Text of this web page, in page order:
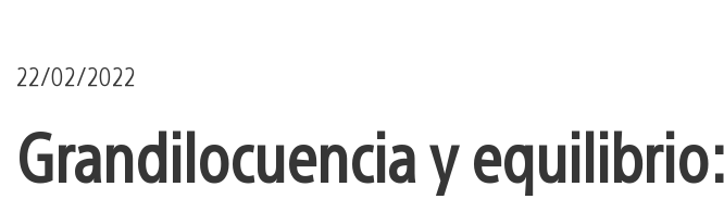
22/02/2022
Grandilocuencia y